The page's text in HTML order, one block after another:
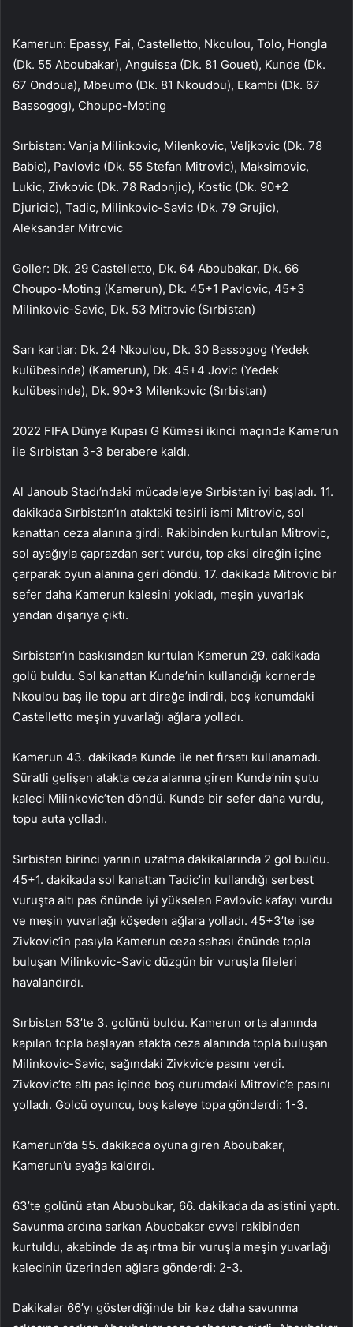
Kamerun: Epassy, Fai, Castelletto, Nkoulou, Tolo, Hongla
(Dk. 55 Aboubakar), Anguissa (Dk. 81 Gouet), Kunde (Dk.
67 Ondoua), Mbeumo (Dk. 81 Nkoudou), Ekambi (Dk. 67
Bassogog), Choupo-Moting
Sırbistan: Vanja Milinkovic, Milenkovic, Veljkovic (Dk. 78
Babic), Pavlovic (Dk. 55 Stefan Mitrovic), Maksimovic,
Lukic, Zivkovic (Dk. 78 Radonjic), Kostic (Dk. 90+2
Djuricic), Tadic, Milinkovic-Savic (Dk. 79 Grujic),
Aleksandar Mitrovic
Goller: Dk. 29 Castelletto, Dk. 64 Aboubakar, Dk. 66
Choupo-Moting (Kamerun), Dk. 45+1 Pavlovic, 45+3
Milinkovic-Savic, Dk. 53 Mitrovic (Sırbistan)
Sarı kartlar: Dk. 24 Nkoulou, Dk. 30 Bassogog (Yedek
kulübesinde) (Kamerun), Dk. 45+4 Jovic (Yedek
kulübesinde), Dk. 90+3 Milenkovic (Sırbistan)
2022 FIFA Dünya Kupası G Kümesi ikinci maçında Kamerun
ile Sırbistan 3-3 berabere kaldı.
Al Janoub Stadı’ndaki mücadeleye Sırbistan iyi başladı. 11.
dakikada Sırbistan’ın ataktaki tesirli ismi Mitrovic, sol
kanattan ceza alanına girdi. Rakibinden kurtulan Mitrovic,
sol ayağıyla çaprazdan sert vurdu, top aksi direğin içine
çarparak oyun alanına geri döndü. 17. dakikada Mitrovic bir
sefer daha Kamerun kalesini yokladı, meşin yuvarlak
yandan dışarıya çıktı.
Sırbistan’ın baskısından kurtulan Kamerun 29. dakikada
golü buldu. Sol kanattan Kunde’nin kullandığı kornerde
Nkoulou baş ile topu art direğe indirdi, boş konumdaki
Castelletto meşin yuvarlağı ağlara yolladı.
Kamerun 43. dakikada Kunde ile net fırsatı kullanamadı.
Süratli gelişen atakta ceza alanına giren Kunde’nin şutu
kaleci Milinkovic’ten döndü. Kunde bir sefer daha vurdu,
topu auta yolladı.
Sırbistan birinci yarının uzatma dakikalarında 2 gol buldu.
45+1. dakikada sol kanattan Tadic’in kullandığı serbest
vuruşta altı pas önünde iyi yükselen Pavlovic kafayı vurdu
ve meşin yuvarlağı köşeden ağlara yolladı. 45+3’te ise
Zivkovic’in pasıyla Kamerun ceza sahası önünde topla
buluşan Milinkovic-Savic düzgün bir vuruşla fileleri
havalandırdı.
Sırbistan 53’te 3. golünü buldu. Kamerun orta alanında
kapılan topla başlayan atakta ceza alanında topla buluşan
Milinkovic-Savic, sağındaki Zivkvic’e pasını verdi.
Zivkovic’te altı pas içinde boş durumdaki Mitrovic’e pasını
yolladı. Golcü oyuncu, boş kaleye topa gönderdi: 1-3.
Kamerun’da 55. dakikada oyuna giren Aboubakar,
Kamerun’u ayağa kaldırdı.
63’te golünü atan Abuobukar, 66. dakikada da asistini yaptı.
Savunma ardına sarkan Abuobakar evvel rakibinden
kurtuldu, akabinde da aşırtma bir vuruşla meşin yuvarlağı
kalecinin üzerinden ağlara gönderdi: 2-3.
Dakikalar 66’yı gösterdiğinde bir kez daha savunma